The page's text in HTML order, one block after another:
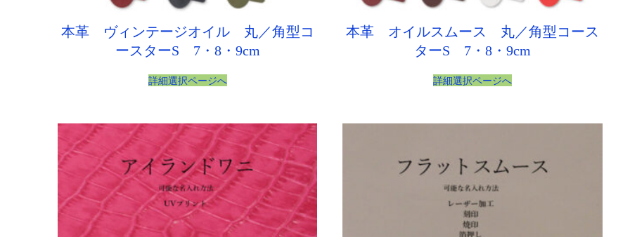
本革 ヴィンテージオイル 丸／角型コ
ースターS 7・8・9cm
詳細選択ページへ
本革 オイルスムース 丸／角型コース
ターS 7・8・9cm
詳細選択ページへ